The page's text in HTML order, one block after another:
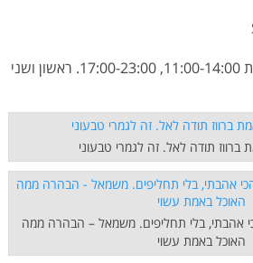
שעות פתיחה: שלישי-שבת 11:00-14:00, 17:00-23:00. ראשון ושני
תודה לאל. זה לגמרי טבעוני
אהבתי, בלי תחליפים. משמאל – הבהרה ממה
האוכל באמת עשוי